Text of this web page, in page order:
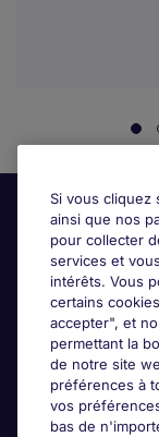
Candidats
Entreprises
Si vous cliquez
ainsi que nos
pour collecter
services et
intérêts. Vous
certains
accepter", et
permettant la
de notre site
préférences à
vos
bas de